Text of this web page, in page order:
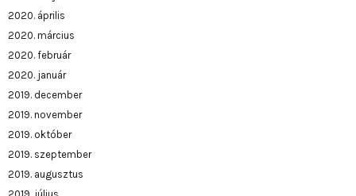
2020. április
2020. március
2020. február
2020. január
2019. december
2019. november
2019. október
2019. szeptember
2019. augusztus